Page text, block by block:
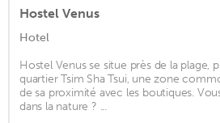
Hostel Venus
Hotel
Hostel Venus se situe près de la plage,
quartier Tsim Sha Tsui, une zone
de sa proximité avec les boutiques.
dans la nature ? ...